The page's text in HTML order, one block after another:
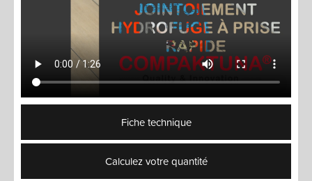
Fiche technique
Calculez votre quantité